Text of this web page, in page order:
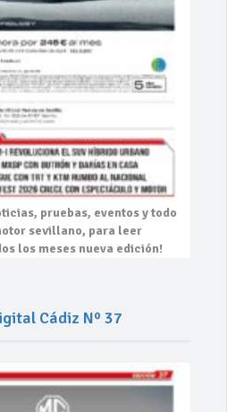
pruebas, eventosy todo
sevillano, para leer
los meses nueva edición!
Cádiz Nº 37